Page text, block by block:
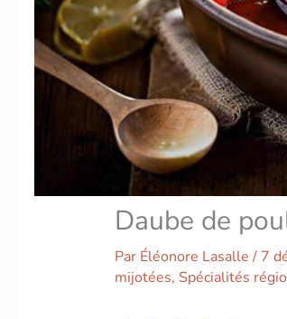
Daube de
Par Éléonore Lasalle / 7
mijotées, Spécialités